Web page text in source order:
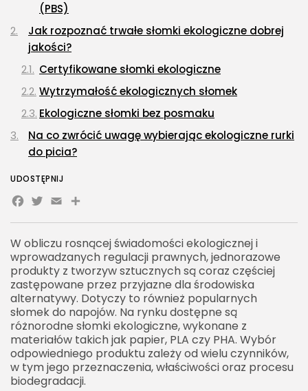
W obliczu rosnącej świadomości ekologicznej i
wprowadzanych regulacji prawnych, jednorazowe
produkty z tworzyw sztucznych są coraz częściej
zastępowane przez przyjazne dla środowiska
alternatywy. Dotyczy to również popularnych
słomek do napojów. Na rynku dostępne są
różnorodne słomki ekologiczne, wykonane z
materiałów takich jak papier, PLA czy PHA. Wybór
odpowiedniego produktu zależy od wielu czynników,
w tym jego przeznaczenia, właściwości oraz procesu
biodegradacji.
(PBS)
Jak rozpoznać trwałe słomki ekologiczne dobrej
jakości?
Certyfikowane słomki ekologiczne
Wytrzymałość ekologicznych słomek
Ekologiczne słomki bez posmaku
Na co zwrócić uwagę wybierając ekologiczne rurki
do picia?
Materiał, z którego wykonane są słomki
Sposób czyszczenia ekologicznych słomek
wielorazowych
Które ekologiczne słomki nie rozmiękają w
napojach?
Wytrzymałe słomki ekologiczne ze stali
nierdzewnej
Szkło jako materiał na ekologiczne słomki do
napojów
UDOSTĘPNIJ
Facebook
Twitter
EmailShare